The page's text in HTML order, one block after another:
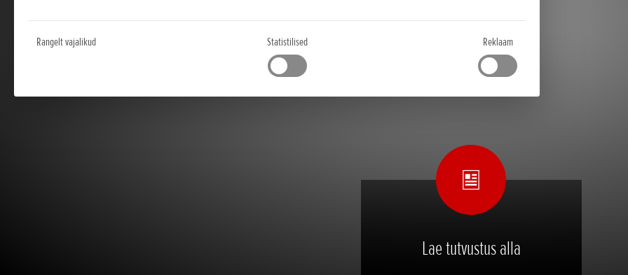
Rangelt vajalikud Statistilised Reklaam
Lae tutvustus alla